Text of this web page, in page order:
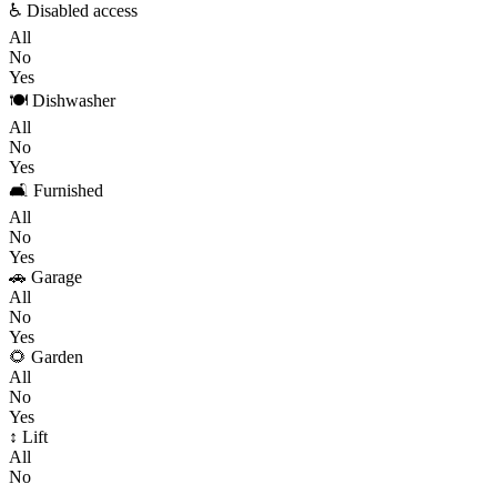
♿ Disabled access
All
No
Yes
🍽️ Dishwasher
All
No
Yes
🛋️ Furnished
All
No
Yes
🚗 Garage
All
No
Yes
🌻 Garden
All
No
Yes
↕️ Lift
All
No